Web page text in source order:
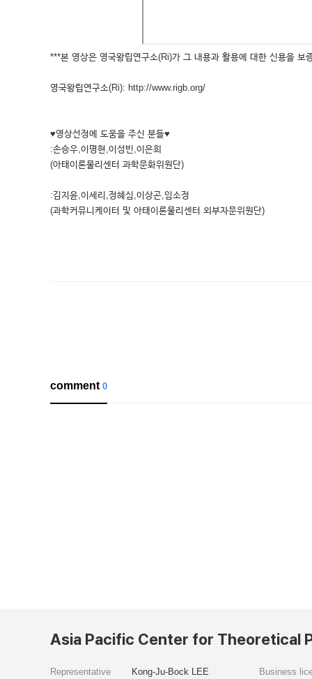
***본 영상은 영국왕립연구소(Ri)가 그 내용과 활용에 대한 신용을 보
영국왕립연구소(Ri): http://www.rigb.org/
♥영상선정에 도움을 주신 분들♥
:손승우,이명현,이성빈,이은희
(아태이론물리센터 과학문화위원단)
:김지윤,이세리,정혜심,이상곤,임소정
(과학커뮤니케이터 및 아태이론물리센터 외부자문위원단)
comment0
Asia Pacific Center for Theoretical
Representative Kong-Ju-Bock LEE Business